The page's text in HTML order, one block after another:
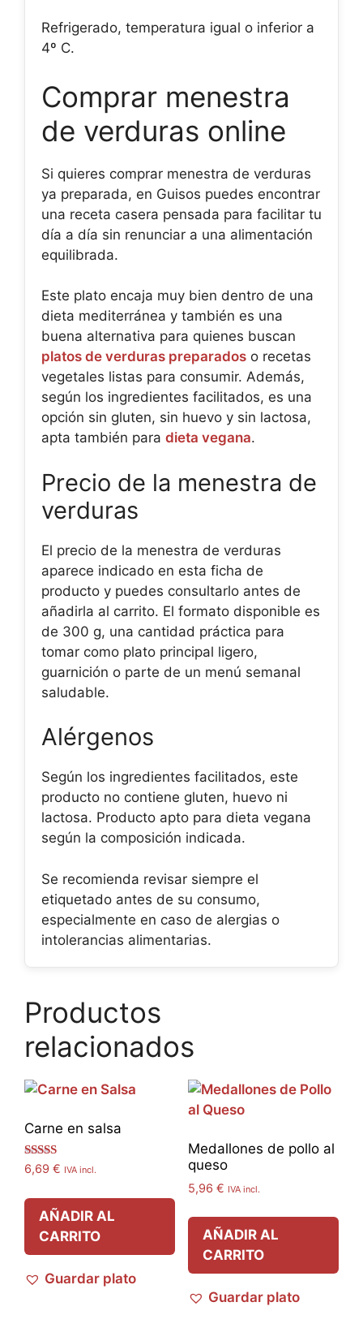
Refrigerado, temperatura igual o inferior a
4º C.
Comprar menestra
de verduras online
Si quieres comprar menestra de verduras
ya preparada, en Guisos puedes encontrar
una receta casera pensada para facilitar tu
día a día sin renunciar a una alimentación
equilibrada.
Este plato encaja muy bien dentro de una
dieta mediterránea y también es una
buena alternativa para quienes buscan
platos de verduras preparados o recetas
vegetales listas para consumir. Además,
según los ingredientes facilitados, es una
opción sin gluten, sin huevo y sin lactosa,
apta también para dieta vegana.
Precio de la menestra de
verduras
El precio de la menestra de verduras
aparece indicado en esta ficha de
producto y puedes consultarlo antes de
añadirla al carrito. El formato disponible es
de 300 g, una cantidad práctica para
tomar como plato principal ligero,
guarnición o parte de un menú semanal
saludable.
Alérgenos
Según los ingredientes facilitados, este
producto no contiene gluten, huevo ni
lactosa. Producto apto para dieta vegana
según la composición indicada.
Se recomienda revisar siempre el
etiquetado antes de su consumo,
especialmente en caso de alergias o
intolerancias alimentarias.
Productos
relacionados
Carne en salsa
Valorado
con
de 5
6,69 € IVA incl.
AÑADIR AL
CARRITO
Guardar plato
Medallones de pollo al
queso
5,96 € IVA incl.
AÑADIR AL
CARRITO
Guardar plato